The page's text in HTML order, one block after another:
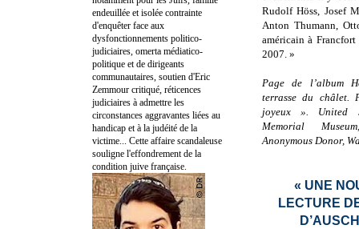
Rudolf Höss, Josef
Anton Thumann,
américain à
2007. »
Page de l’album
terrasse du châlet.
joyeux ». United
Memorial
Anonymous Donor,
« UNE
LECTURE
endeuillée et isolée contrainte
d'enquêter face aux
dysfonctionnements politico-
judiciaires, omerta médiatico-
politique et de dirigeants
communautaires, soutien d'Eric
Zemmour critiqué, réticences
judiciaires à admettre les
circonstances aggravantes liées au
handicap et à la judéité de la
victime... Cette affaire scandaleuse
souligne l'effondrement de la
condition juive française.